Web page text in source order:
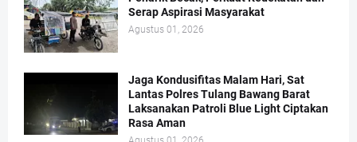
Serap Aspirasi Masyarakat
Agustus 01, 2026
Jaga Kondusifitas Malam Hari, Sat
Lantas Polres Tulang Bawang Barat
Laksanakan Patroli Blue Light Ciptakan
Rasa Aman